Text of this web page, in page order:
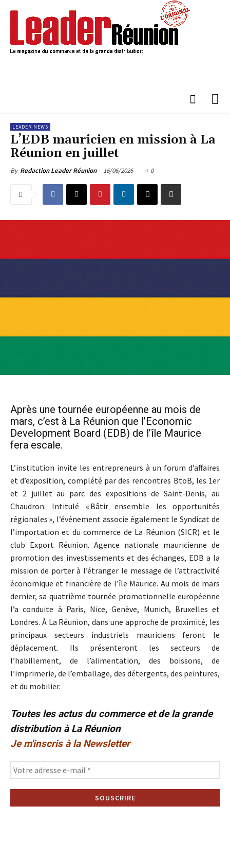
LEADER NEWS
L’EDB mauricien en mission à La
Réunion en juillet
By Redaction Leader Réunion 16/06/2026 0
Après une tournée européenne au mois de
mars, c’est à La Réunion que l’Economic
Development Board (EDB) de l’île Maurice
fera escale.
L’institution invite les entrepreneurs à un forum d’affaires
et d’exposition, complété par des rencontres BtoB, les 1er
et 2 juillet au parc des expositions de Saint-Denis, au
Chaudron. Intitulé « Bâtir ensemble les opportunités
régionales », l’événement associe également le Syndicat de
l’importation et du commerce de La Réunion (SICR) et le
club Export Réunion. Agence nationale mauricienne de
promotion des investissements et des échanges, EDB a la
mission de porter à l’étranger le message de l’attractivité
économique et financière de l’île Maurice. Au mois de mars
dernier, sa quatrième tournée promotionnelle européenne
l’a conduite à Paris, Nice, Genève, Munich, Bruxelles et
Londres. À La Réunion, dans une approche de proximité, les
principaux secteurs industriels mauriciens feront le
déplacement. Ils présenteront les secteurs de
l’habillement, de l’alimentation, des boissons, de
l’imprimerie, de l’emballage, des détergents, des peintures,
et du mobilier.
Toutes les actus du commerce et de la grande
distribution à La Réunion
Je m'inscris à la Newsletter